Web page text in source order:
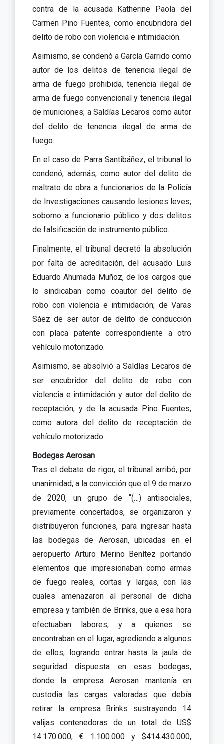
contra de la acusada Katherine Paola del
Carmen Pino Fuentes, como encubridora del
delito de robo con violencia e intimidación.
Asimismo, se condenó a García Garrido como
autor de los delitos de tenencia ilegal de
arma de fuego prohibida, tenencia ilegal de
arma de fuego convencional y tenencia ilegal
de municiones; a Saldías Lecaros como autor
del delito de tenencia ilegal de arma de
fuego.
En el caso de Parra Santibáñez, el tribunal lo
condenó, además, como autor del delito de
maltrato de obra a funcionarios de la Policía
de Investigaciones causando lesiones leves;
soborno a funcionario público y dos delitos
de falsificación de instrumento público.
Finalmente, el tribunal decretó la absolución
por falta de acreditación, del acusado Luis
Eduardo Ahumada Muñoz, de los cargos que
lo sindicaban como coautor del delito de
robo con violencia e intimidación; de Varas
Sáez de ser autor de delito de conducción
con placa patente correspondiente a otro
vehículo motorizado.
Asimismo, se absolvió a Saldías Lecaros de
ser encubridor del delito de robo con
violencia e intimidación y autor del delito de
receptación; y de la acusada Pino Fuentes,
como autora del delito de receptación de
vehículo motorizado.
Bodegas Aerosan
Tras el debate de rigor, el tribunal arribó, por
unanimidad, a la convicción que el 9 de marzo
de 2020, un grupo de “(…) antisociales,
previamente concertados, se organizaron y
distribuyeron funciones, para ingresar hasta
las bodegas de Aerosan, ubicadas en el
aeropuerto Arturo Merino Benítez portando
elementos que impresionaban como armas
de fuego reales, cortas y largas, con las
cuales amenazaron al personal de dicha
empresa y también de Brinks, que a esa hora
efectuaban labores, y a quienes se
encontraban en el lugar, agrediendo a algunos
de ellos, logrando entrar hasta la jaula de
seguridad dispuesta en esas bodegas,
donde la empresa Aerosan mantenía en
custodia las cargas valoradas que debía
retirar la empresa Brinks sustrayendo 14
valijas contenedoras de un total de US$
14.170.000; € 1.100.000 y $414.430.000,